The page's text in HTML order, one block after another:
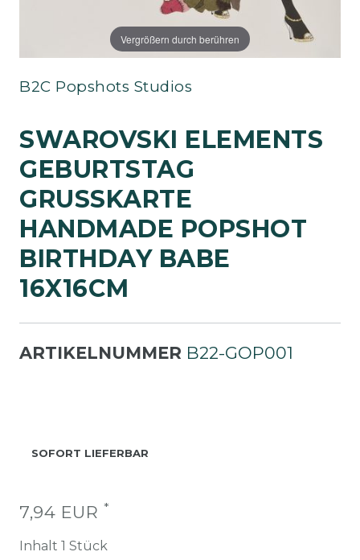
Vergrößern durch berühren
B2C Popshots Studios
SWAROVSKI ELEMENTS
GEBURTSTAG
GRUSSKARTE H
ANDMADE POPSHOT B
IRTHDAY BABE 1
6X16CM
ARTIKELNUMMER B22-GOP001
SOFORT LIEFERBAR
7,94 EUR *
Inhalt 1 Stück